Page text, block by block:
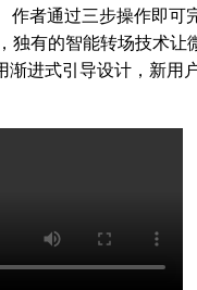
作者通过三步操作即可
独有的智能转场技术让
渐进式引导设计，新用